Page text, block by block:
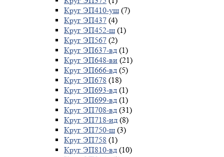
Круг ЭП410-уш (7)
Круг ЭП437 (4)
Круг ЭП452-ш (1)
Круг ЭП567 (2)
Круг ЭП637-вд (1)
Круг ЭП648-ви (21)
Круг ЭП666-вд (5)
Круг ЭП678 (18)
Круг ЭП693-вд (1)
Круг ЭП699-вд (1)
Круг ЭП708-вд (31)
Круг ЭП718-ид (8)
Круг ЭП750-ш (3)
Круг ЭП758 (1)
Круг ЭП810-вд (10)